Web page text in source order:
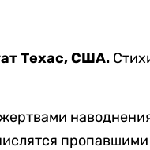
Техас, США.